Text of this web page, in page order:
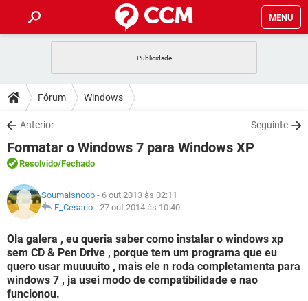
MENU
CELULAR
OUTLOOK
INSTAGRAM GMAIL
GUIA DE COMPRAS
DICAS
JOGOS
OUTLOOK
INSTAGRAM
GUIA DE COMPRAS
DOWNLOADS
JOGOS WHATSAPP
CELULAR
OUTLOOK EXCEL
INSTAGRAM
GUIA DE COMPRAS
FÓRUM
JOGOS
CELULAR FACEBOOK
INSTAGRAM GMAIL
GUIA DE COMPRAS
GLOSSÁRIO
JOGOS
CELULAR FACEBOOK
OUTLOOK EXCEL
INSTAGRAM GMAIL
Fórum Windows
Anterior Seguinte
Formatar o Windows 7 para Windows XP
Resolvido/Fechado
Soumaisnoob - 6 out 2013 às 02:11
F_Cesario - 27 out 2014 às 10:40
Ola galera , eu queria saber como instalar o windows xp
sem CD & Pen Drive , porque tem um programa que eu
quero usar muuuuito , mais ele n roda completamenta para
windows 7 , ja usei modo de compatibilidade e nao
funcionou.